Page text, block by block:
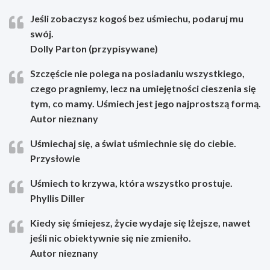
Jeśli zobaczysz kogoś bez uśmiechu, podaruj mu
swój.
Dolly Parton (przypisywane)
Szczęście nie polega na posiadaniu wszystkiego,
czego pragniemy, lecz na umiejętności cieszenia się
tym, co mamy. Uśmiech jest jego najprostszą formą.
Autor nieznany
Uśmiechaj się, a świat uśmiechnie się do ciebie.
Przysłowie
Uśmiech to krzywa, która wszystko prostuje.
Phyllis Diller
Kiedy się śmiejesz, życie wydaje się lżejsze, nawet
jeśli nic obiektywnie się nie zmieniło.
Autor nieznany